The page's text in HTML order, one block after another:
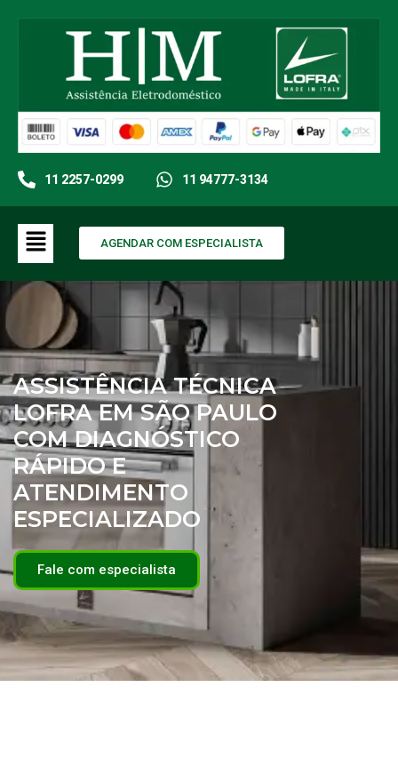
11 2257-0299 11 94777-3134
AGENDAR COM ESPECIALISTA
ASSISTÊNCIA TÉCNICA
LOFRA EM SÃO PAULO
COM DIAGNÓSTICO
RÁPIDO E
ATENDIMENTO
ESPECIALIZADO
Fale com especialista